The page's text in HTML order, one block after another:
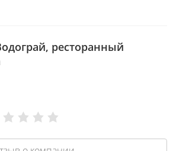
ресторанный
Отлично